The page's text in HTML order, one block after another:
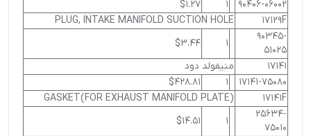
90406-06002
1
$1.27
17129F
PLUG, INTAKE MANIFOLD SUCTION HOLE
90345-
51025
1
$3.44
17141
منيفولد دود
17141-75080
1
$428.81
17141F
GASKET(FOR EXHAUST MANIFOLD PLATE)
25634-
75010
1
$14.51